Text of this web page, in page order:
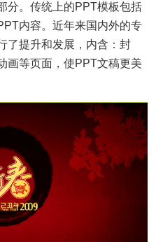
分。传统上的PPT模板包括
内容。近年来国内外的专
了提升和发展，内含：封
画等页面，使PPT文稿更美